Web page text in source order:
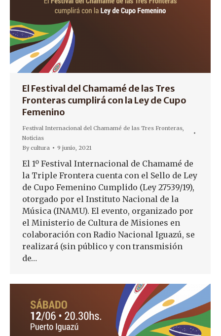
El Festival del Chamamé de las Tres
Fronteras cumplirá con la Ley de Cupo
Femenino
Festival Internacional del Chamamé de las Tres Fronteras,
Noticias
Bycultura 9 junio, 2021
El 1º Festival Internacional de Chamamé de
la Triple Frontera cuenta con el Sello de Ley
de Cupo Femenino Cumplido (Ley 27539/19),
otorgado por el Instituto Nacional de la
Música (INAMU). El evento, organizado por
el Ministerio de Cultura de Misiones en
colaboración con Radio Nacional Iguazú, se
realizará (sin público y con transmisión
de…